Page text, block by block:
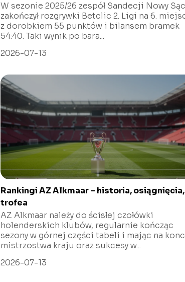
W sezonie 2025/26 zespół Sandecji Nowy
zakończył rozgrywki Betclic 2. Ligi na 6.
z dorobkiem 55 punktów i bilansem bramek
54:40. Taki wynik po bara...
2026-07-13
Rankingi AZ Alkmaar – historia, osiągnięcia,
trofea
AZ Alkmaar należy do ścisłej czołówki
holenderskich klubów, regularnie kończąc
sezony w górnej części tabeli i mając na
mistrzostwa kraju oraz sukcesy w...
2026-07-13